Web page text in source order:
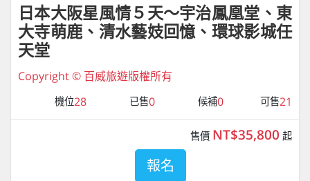
日本大阪星風情５天～宇治鳳凰堂、東
大寺萌鹿、清水藝妓回憶、環球影城任
天堂
Copyright © 百威旅遊版權所有
機位28 已售0 候補0 可售21
售價 NT$35,800 起
報名